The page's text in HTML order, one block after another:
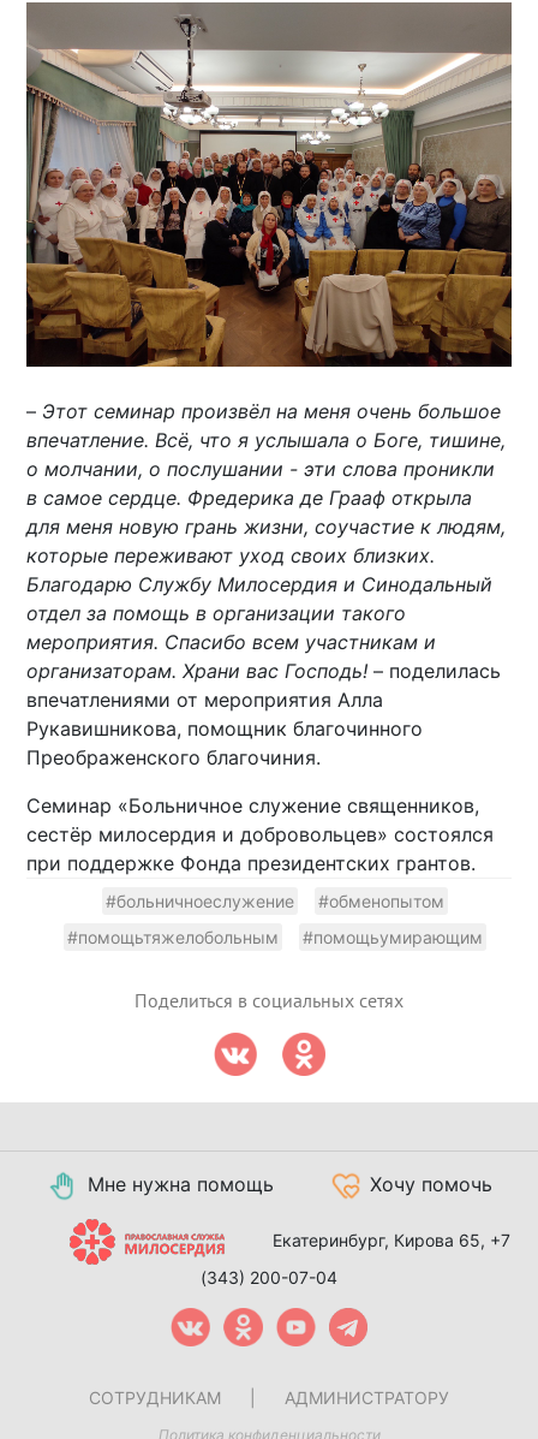
– Этот семинар произвёл на меня очень большое
впечатление. Всё, что я услышала о Боге, тишине,
о молчании, о послушании - эти слова проникли
в самое сердце. Фредерика де Грааф открыла
для меня новую грань жизни, соучастие к людям,
которые переживают уход своих близких.
Благодарю Службу Милосердия и Синодальный
отдел за помощь в организации такого
мероприятия. Спасибо всем участникам и
организаторам. Храни вас Господь! – поделилась
впечатлениями от мероприятия Алла
Рукавишникова, помощник благочинного
Преображенского благочиния.
Семинар «Больничное служение священников,
сестёр милосердия и добровольцев» состоялся
при поддержке Фонда президентских грантов.
#больничноеслужение
#обменопытом
#помощьтяжелобольным
#помощьумирающим
Поделиться в социальных сетях
Мне нужна помощь Хочу помочь
Екатеринбург, Кирова 65, +7
(343) 200-07-04
СОТРУДНИКАМ АДМИНИСТРАТОРУ
Политика конфиденциальности